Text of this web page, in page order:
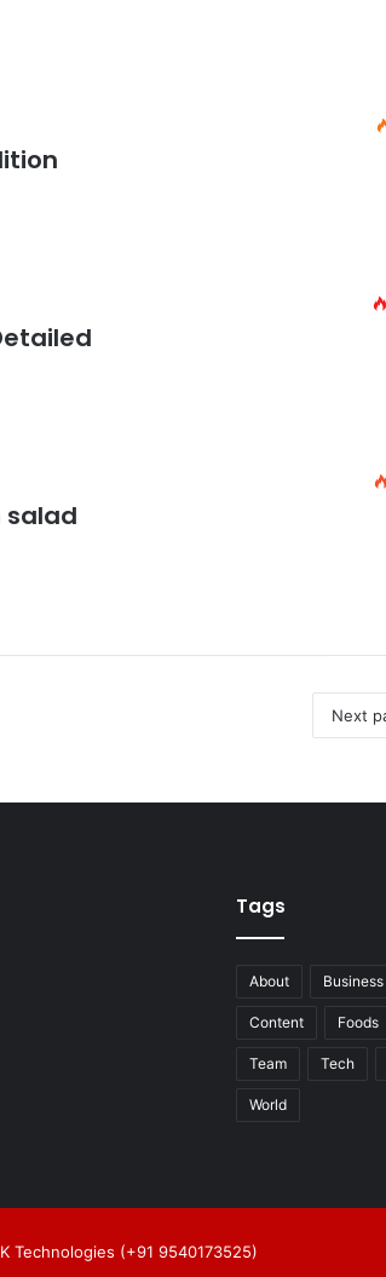
salad
Next
Tags
About Business
Content Foods
Team Tech
World
Technologies (+91 9540173525)